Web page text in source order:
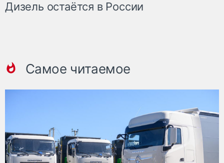
Дизель остаётся в России
Самое читаемое